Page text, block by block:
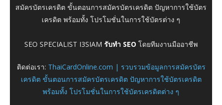
สมัครบัตรเครดิต ขั้นตอนการสมัครบัตรเครดิต ปัญหาการใช้บัตร
เครดิต พร้อมทั้ง โปรโมชั่นในการใช้บัตรต่าง ๆ
SEO SPECIALIST I3SIAM รับทำ SEO โดยทีมงานมืออาชีพ
ติดต่อเรา: ThaiCardOnline.com | รวบรวมข้อมูลการสมัครบัตร
เครดิต ขั้นตอนการสมัครบัตรเครดิต ปัญหาการใช้บัตรเครดิต
พร้อมทั้ง โปรโมชั่นในการใช้บัตรเครดิตต่าง ๆ